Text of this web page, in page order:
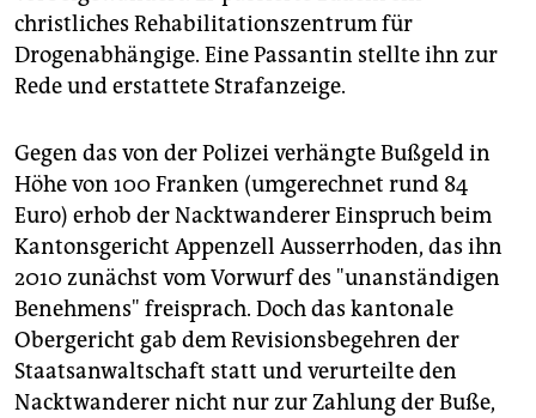
christliches Rehabilitationszentrum für
Drogenabhängige. Eine Passantin stellte ihn zur
Rede und erstattete Strafanzeige.
Gegen das von der Polizei verhängte Bußgeld in
Höhe von 100 Franken (umgerechnet rund 84
Euro) erhob der Nacktwanderer Einspruch beim
Kantonsgericht Appenzell Ausserrhoden, das ihn
2010 zunächst vom Vorwurf des "unanständigen
Benehmens" freisprach. Doch das kantonale
Obergericht gab dem Revisionsbegehren der
Staatsanwaltschaft statt und verurteilte den
Nacktwanderer nicht nur zur Zahlung der Buße,